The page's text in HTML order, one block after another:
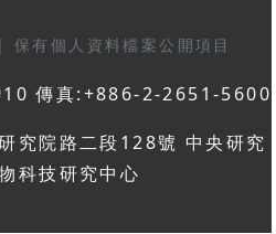
| 保有個人資料檔案公開項目
傳真:+886-2-2651-5600
究院路二段128號 中央研究
科技研究中心